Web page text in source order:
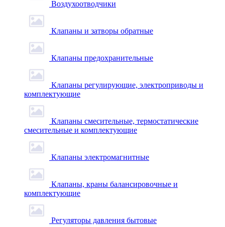
Воздухоотводчики
Клапаны и затворы обратные
Клапаны предохранительные
Клапаны регулирующие, электроприводы и
комплектующие
Клапаны смесительные, термостатические
смесительные и комплектующие
Клапаны электромагнитные
Клапаны, краны балансировочные и
комплектующие
Регуляторы давления бытовые